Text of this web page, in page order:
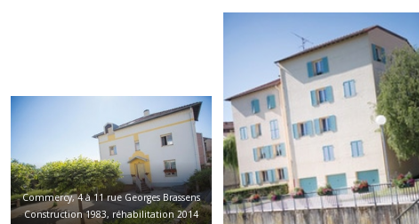
Commercy, 4 à 11 rue Georges Brassens
Construction 1983, réhabilitation 2014